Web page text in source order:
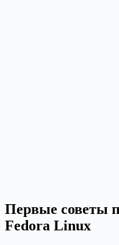
Первые советы
Fedora Linux